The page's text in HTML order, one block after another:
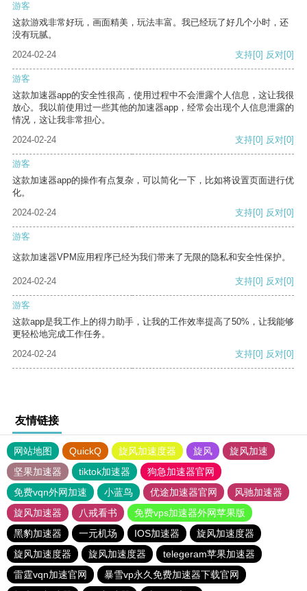
游客
这款游戏非常好玩，画面精美，玩法丰富。我已经玩了好几个小时，还
没有玩腻。
2024-02-24
支持[0] 反对[0]
游客
这款加速器app的安全性很高，使用过程中不会泄露个人信息，这让我很
放心。我以前使用过一些其他的加速器app，经常会出现个人信息泄露的
情况，这让我非常担心。
2024-02-24
支持[0] 反对[0]
游客
这款加速器app的操作有点复杂，可以简化一下，比如将设置页面进行优
化。
2024-02-24
支持[0] 反对[0]
游客
这款加速器VPM应用程序已经为我们带来了无限的隐私和安全性保护。
2024-02-24 支持[0] 反对[0]
游客
这款app是我工作上的得力助手，让我的工作效率提高了50%，让我能够
更轻松地完成工作任务。
2024-02-24
支持[0] 反对[0]
友情链接
网站地图 QuickQ 旋风加速度器 旋风
旋风加速
坚果加速器
tiktok加速器
狗急加速器官网
免费vqn外网加速
小蓝鸟 优途加速器官网
风驰加速器
旋风加速器
八戒看书
免费vps加速器外网苹果版
黑豹加速器
一元机场 IOS加速器
旋风加速度器
旋风加速度器
旋风加速度器
telegeram苹果加速器
雷霆vqn加速官网
暴雪vp永久免费加速器下载官网